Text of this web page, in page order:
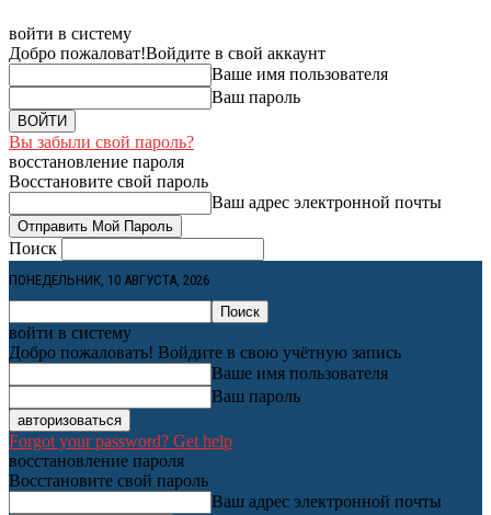
войти в систему
Добро пожаловат!Войдите в свой аккаунт
Ваше имя пользователя
Ваш пароль
Вы забыли свой пароль?
восстановление пароля
Восстановите свой пароль
Ваш адрес электронной почты
Поиск
ПОНЕДЕЛЬНИК, 10 АВГУСТА, 2026
войти в систему
Добро пожаловать! Войдите в свою учётную запись
Ваше имя пользователя
Ваш пароль
Forgot your password? Get help
восстановление пароля
Восстановите свой пароль
Ваш адрес электронной почты